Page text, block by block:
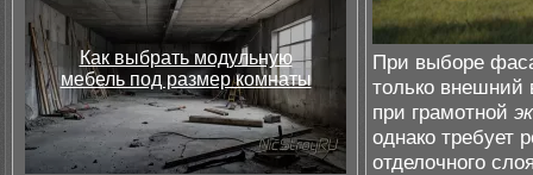
Как выбрать модульную
мебель под размер комнаты
При выборе
только
при грамотной
однако требует
отделочного